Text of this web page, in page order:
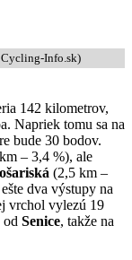
Info.sk)
142 kilometrov,
Napriek tomu sa na
bude 30 bodov.
– 3,4 %), ale
(2,5 km –
dva výstupy na
vrchol vylezú 19
od Senice, takže na